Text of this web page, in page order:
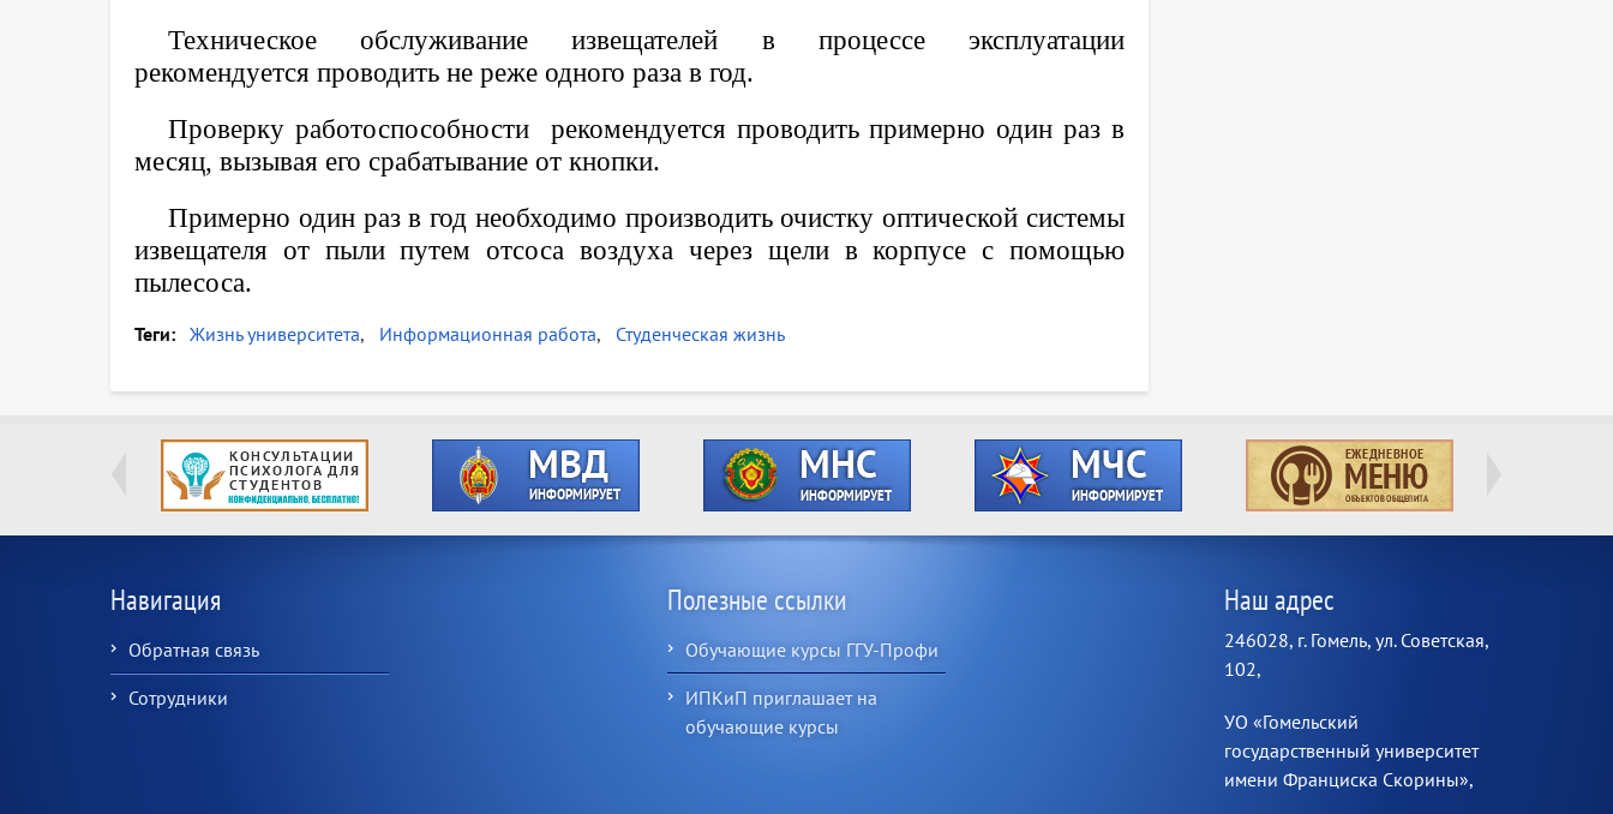
Техническое обслуживание извещателей в процессе эксплуатации
рекомендуется проводить не реже одного раза в год.
Проверку работоспособности рекомендуется проводить примерно один раз в
месяц, вызывая его срабатывание от кнопки.
Примерно один раз в год необходимо производить очистку оптической системы
извещателя от пыли путем отсоса воздуха через щели в корпусе с помощью
пылесоса.
Теги Жизнь университета Информационная работа Студенческая жизнь
Навигация
Обратная связь
Сотрудники
Полезные ссылки
Обучающие курсы ГГУ-Профи
ИПКиП приглашает на
обучающие курсы
Наш адрес
246028, г. Гомель, ул. Советская,
102,
УО «Гомельский
государственный университет
имени Франциска Скорины»,